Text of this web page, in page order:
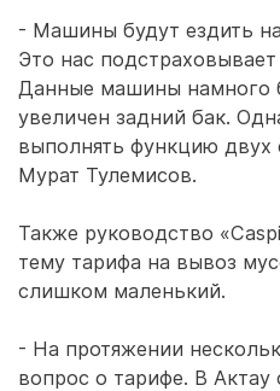
- Машины будут ездить
Это нас
Данные машины намного
увеличен задний бак.
выполнять функцию двух
Мурат Тулемисов.
Также руководство
тему тарифа на вывоз
слишком маленький.
- На протяжении
вопрос о тарифе. В